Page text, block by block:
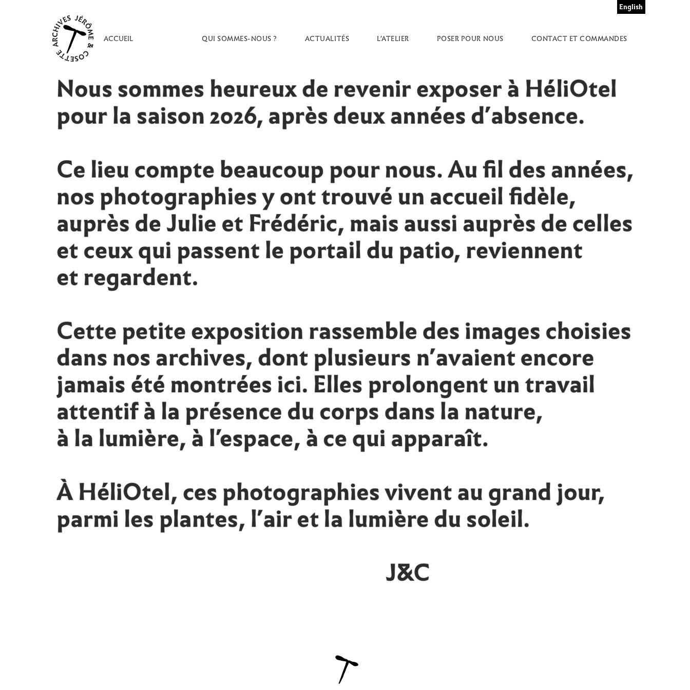
English
ACCUEIL QUI SOMMES-NOUS ? ACTUALITÉS L’ATELIER POSER POUR NOUS CONTACT ET COMMANDES